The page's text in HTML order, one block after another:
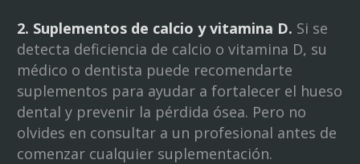
2. Suplementos de calcio y vitamina D. Si se
detecta deficiencia de calcio o vitamina D, su
médico o dentista puede recomendarte
suplementos para ayudar a fortalecer el hueso
dental y prevenir la pérdida ósea. Pero no
olvides en consultar a un profesional antes de
comenzar cualquier suplementación.